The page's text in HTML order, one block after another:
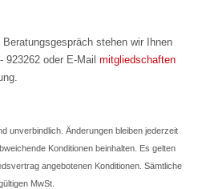
stehen wir Ihnen
923262 oder E-Mailmitgliedschaften
unverbindlich. Änderungen bleiben jederzeit
Konditionen beinhalten. Es gelten
angebotenen Konditionen. Sämtliche
MwSt.